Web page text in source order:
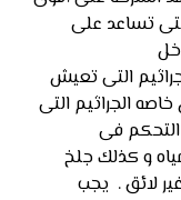
تساعد على
التى تعيش
الجراثيم التى
التحكم فى
و كذلك جلخ
لائق . يجب